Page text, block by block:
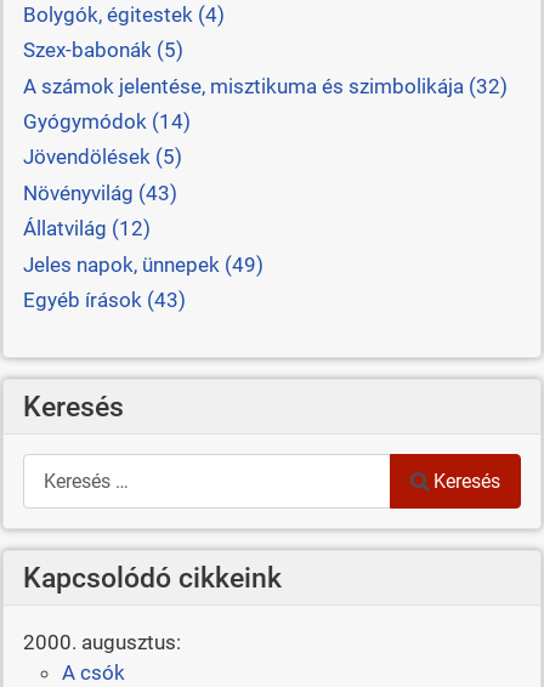
Bolygók, égitestek (4)
Szex-babonák (5)
A számok jelentése, misztikuma és szimbolikája (32)
Gyógymódok (14)
Jövendölések (5)
Növényvilág (43)
Állatvilág (12)
Jeles napok, ünnepek (49)
Egyéb írások (43)
Keresés
Keresés
Keresés
Kapcsolódó cikkeink
2000. augusztus:
A csók